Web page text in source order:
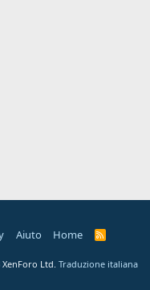
Aiuto Home
R
Ltd. Traduzione italiana